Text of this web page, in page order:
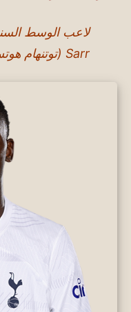
Sarr (توتنهام هوتسبير)